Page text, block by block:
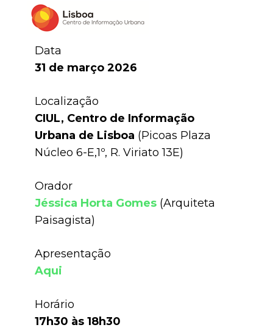
Data
31 de março 2026
Localização
CIUL, Centro de Informação
Urbana de Lisboa (Picoas Plaza
Núcleo 6-E,1º, R. Viriato 13E)
Orador
Jéssica Horta Gomes (Arquiteta
Paisagista)
Apresentação
Aqui
Horário
17h30 às 18h30